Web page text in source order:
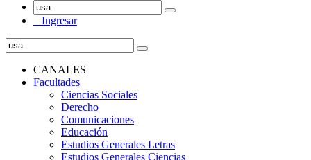
Ingresar
CANALES
Facultades
Ciencias Sociales
Derecho
Comunicaciones
Educación
Estudios Generales Letras
Estudios Generales Ciencias